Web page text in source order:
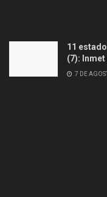
11
(7):
7 DE